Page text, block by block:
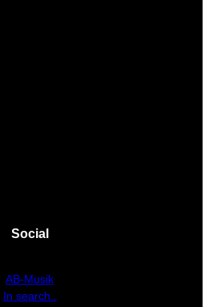
Social
AB-Musik
In search..